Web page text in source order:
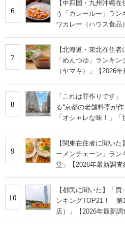
6
【中四国・九州沖縄
う「カレールー」ラ
ワカレー（ハウス食品
7
【北海道・東北在住
「めんつゆ」ランキ
（ヤマキ）」【2026年
8
「これは罪作りです
る“京都の老舗料亭が
「オシャレな味！」
9
【関東在住者に聞い
ーメンチェーン」ラ
堂」【2026年最新調査
10
【都民に聞いた】「
ンキングTOP21！ 第
店）」【2026年最新調